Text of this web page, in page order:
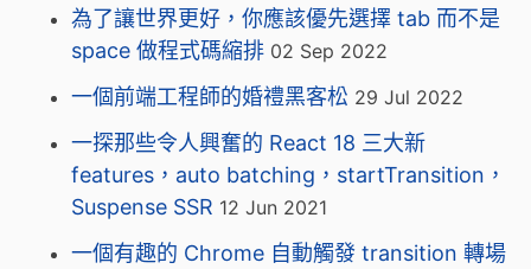
為了讓世界更好，你應該優先選擇 tab 而不是
space 做程式碼縮排 02 Sep 2022
一個前端工程師的婚禮黑客松 29 Jul 2022
一探那些令人興奮的 React 18 三大新
features，auto batching，startTransition，
Suspense SSR 12 Jun 2021
一個有趣的 Chrome 自動觸發 transition 轉場